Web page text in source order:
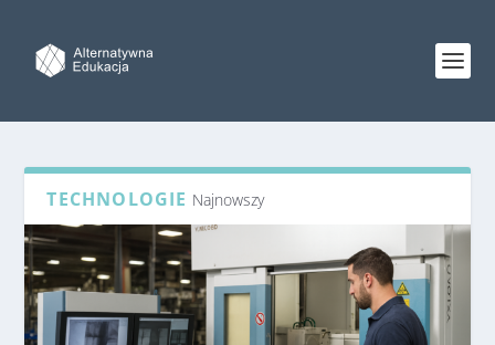
TECHNOLOGIE Najnowszy